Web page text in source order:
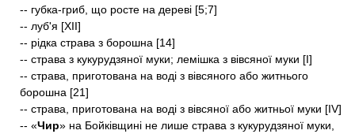
-- губка-гриб, що росте на дереві [5;7]
-- луб'я [XII]
-- рідка страва з борошна [14]
-- страва з кукурудзяної муки; лемішка з вівсяної муки [I]
-- страва, приготована на воді з вівсяного або житнього
борошна [21]
-- страва, приготована на воді з вівсяної або житньої муки [IV]
-- «Чир» на Бойківщині не лише страва з кукурудзяної муки,